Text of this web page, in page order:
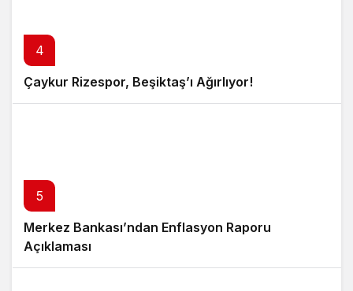
4
Çaykur Rizespor, Beşiktaş’ı Ağırlıyor!
5
Merkez Bankası’ndan Enflasyon Raporu
Açıklaması